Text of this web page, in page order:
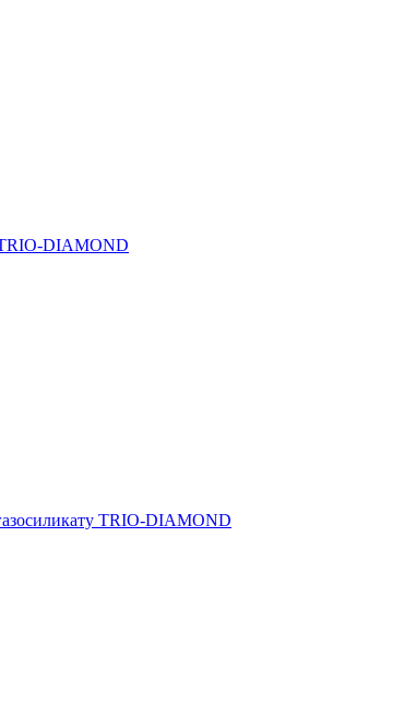
DIAMOND
TRIO-DIAMOND